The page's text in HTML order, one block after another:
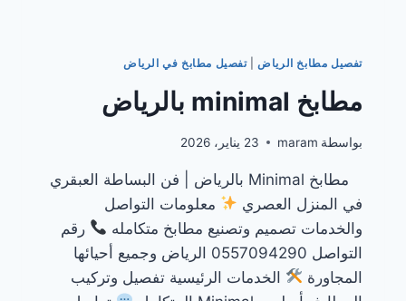
تفصيل مطابخ الرياض|تفصيل مطابخ في الرياض
مطابخ minimal بالرياض
بواسطة maram 23 يناير، 2026
مطابخ Minimal بالرياض | فن البساطة العبقري
في المنزل العصري
معلومات التواصل
والخدمات تصميم وتصنيع مطابخ متكامله
رقم
التواصل 0557094290 الرياض وجميع أحيائها
المجاورة
الخدمات الرئيسية تفصيل وتركيب